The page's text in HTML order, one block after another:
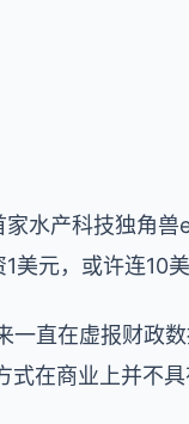
水产科技独角
元，或许连10美
直在虚报财政
在商业上并不具